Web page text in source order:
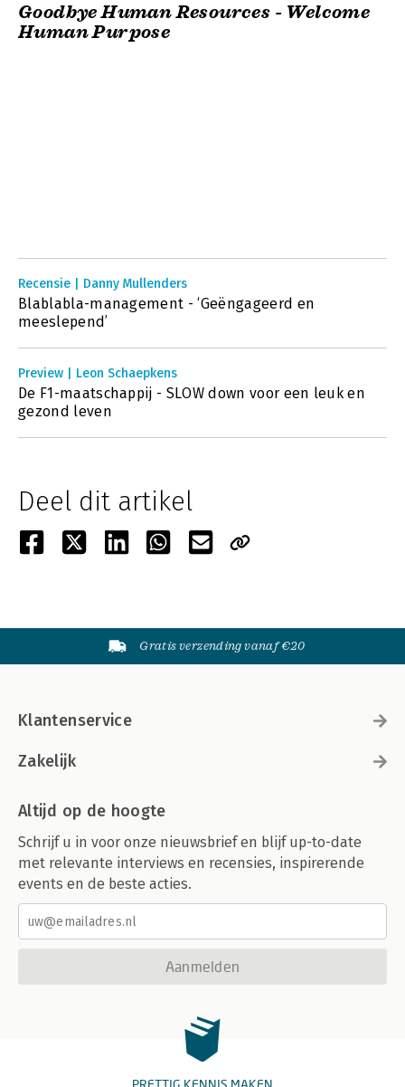
Goodbye Human Resources - Welcome
Human Purpose
Recensie | Danny Mullenders
Blablabla-management - ‘Geëngageerd en
meeslepend’
Preview | Leon Schaepkens
De F1-maatschappij - SLOW down voor een leuk en
gezond leven
Deel dit artikel
Gratis verzending vanaf €20
Klantenservice
Zakelijk
Altijd op de hoogte
Schrijf u in voor onze nieuwsbrief en blijf up-to-date
met relevante interviews en recensies, inspirerende
events en de beste acties.
Aanmelden
PRETTIG KENNIS MAKEN